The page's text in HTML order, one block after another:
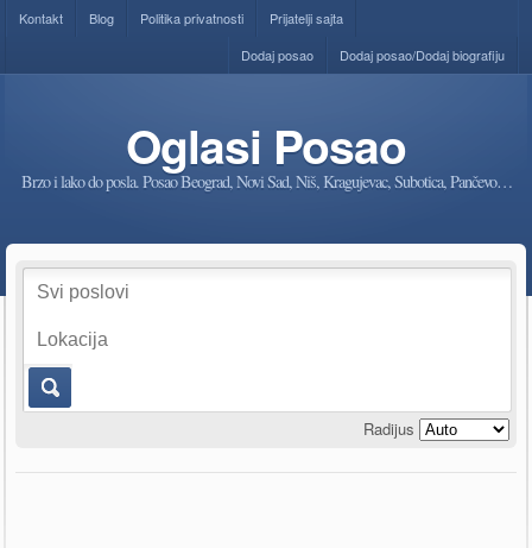
Kontakt Blog Politika privatnosti
Prijatelji sajta
Dodaj posao/Dodaj biografiju
Dodaj posao
Oglasi Posao
Brzo i lako do posla. Posao Beograd, Novi Sad, Niš, Kragujevac, Subotica, Pančevo…
Radijus